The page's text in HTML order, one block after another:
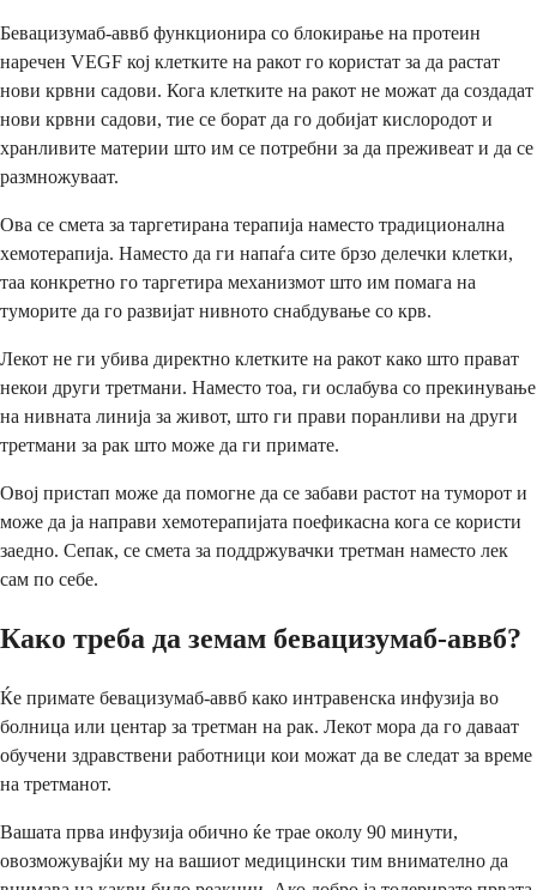
Бевацизумаб-аввб функционира со блокирање на протеин
наречен VEGF кој клетките на ракот го користат за да растат
нови крвни садови. Кога клетките на ракот не можат да создадат
нови крвни садови, тие се борат да го добијат кислородот и
хранливите материи што им се потребни за да преживеат и да се
размножуваат.
Ова се смета за таргетирана терапија наместо традиционална
хемотерапија. Наместо да ги напаѓа сите брзо делечки клетки,
таа конкретно го таргетира механизмот што им помага на
туморите да го развијат нивното снабдување со крв.
Лекот не ги убива директно клетките на ракот како што прават
некои други третмани. Наместо тоа, ги ослабува со прекинување
на нивната линија за живот, што ги прави поранливи на други
третмани за рак што може да ги примате.
Овој пристап може да помогне да се забави растот на туморот и
може да ја направи хемотерапијата поефикасна кога се користи
заедно. Сепак, се смета за поддржувачки третман наместо лек
сам по себе.
Како треба да земам бевацизумаб-аввб?
Ќе примате бевацизумаб-аввб како интравенска инфузија во
болница или центар за третман на рак. Лекот мора да го даваат
обучени здравствени работници кои можат да ве следат за време
на третманот.
Вашата прва инфузија обично ќе трае околу 90 минути,
овозможувајќи му на вашиот медицински тим внимателно да